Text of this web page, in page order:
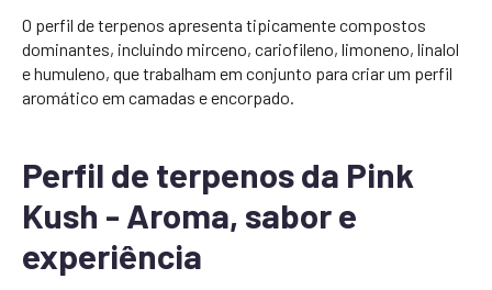
O perfil de terpenos apresenta tipicamente compostos
dominantes, incluindo mirceno, cariofileno, limoneno, linalol
e humuleno, que trabalham em conjunto para criar um perfil
aromático em camadas e encorpado.
Perfil de terpenos da Pink
Kush - Aroma, sabor e
experiência